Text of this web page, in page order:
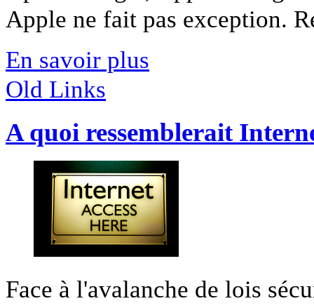
Apple ne fait pas exception.
En savoir plus
Old Links
A quoi ressemblerait
Face à l'avalanche de lois